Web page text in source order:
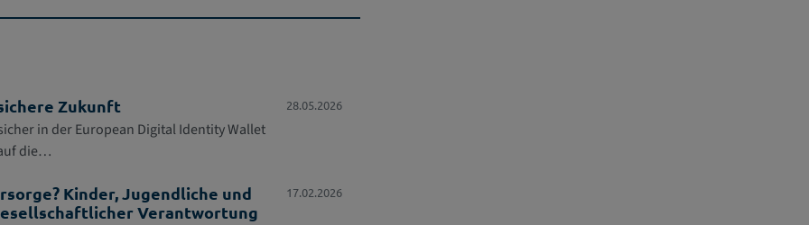
Zukunft 28.05.2026
in der European Digital Identity Wallet
die…
Kinder, Jugendliche und
Verantwortung
17.02.2026